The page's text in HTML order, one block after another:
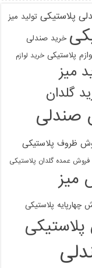
پلاستیکی تولید میز
خرید صندلی
پلاستیکی خرید لوازم
میز
گلدان
صندلی
ظروف پلاستیکی
فروش عمده گلدان پلاستیکی
میز
چهارپایه پلاستیکی